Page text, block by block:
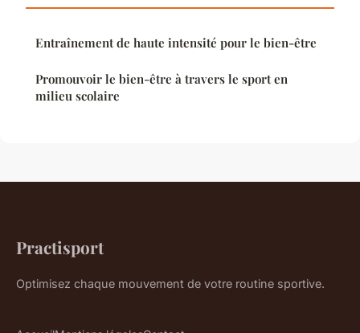
Entraînement de haute intensité pour le bien-être
Promouvoir le bien-être à travers le sport en
milieu scolaire
Practisport
Optimisez chaque mouvement de votre routine sportive.